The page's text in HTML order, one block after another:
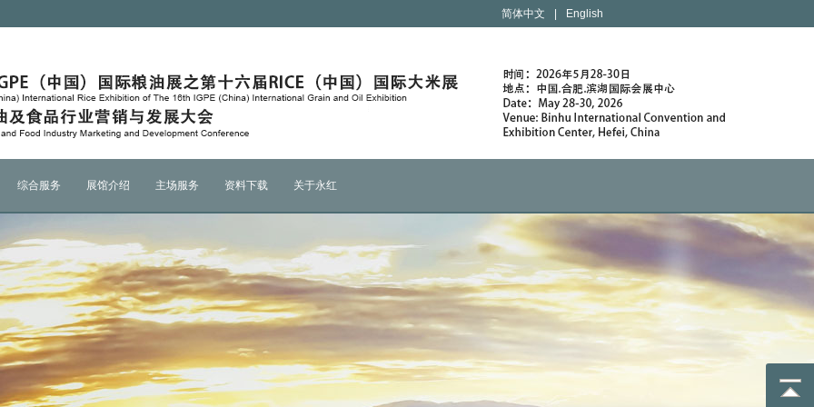
简体中文 English
综合服务 展馆介绍 主场服务 资料下载 关于永红